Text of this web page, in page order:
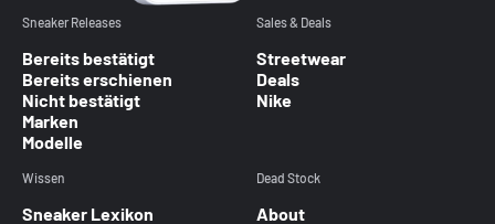
Sneaker Releases
Bereits bestätigt
Bereits erschienen
Nicht bestätigt
Marken
Modelle
Sales & Deals
Streetwear
Deals
Nike
Wissen
Sneaker Lexikon
Dead Stock
About